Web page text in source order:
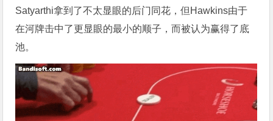
Satyarthi拿到了不太显眼的后门同花，但Hawkins由于
在河牌击中了更显眼的最小的顺子，而被认为赢得了底
池。